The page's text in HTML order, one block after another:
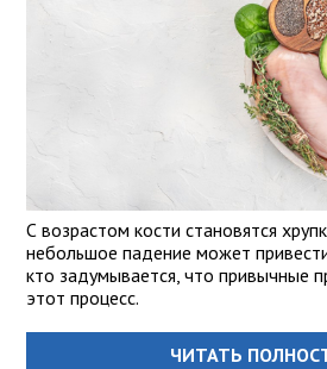
С возрастом кости становятся
небольшое падение может
кто задумывается, что привычные
этот процесс.
ЧИТАТЬ